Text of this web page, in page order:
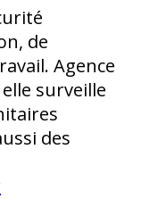
de
Agence
surveille
des